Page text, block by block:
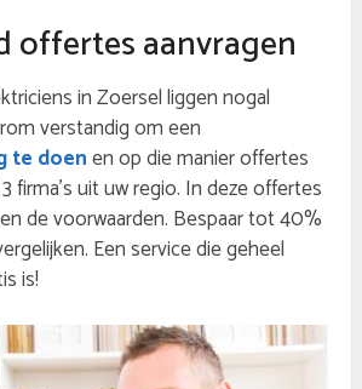
offertes aanvragen
in Zoersel liggen nogal
verstandig om een
te doenen op die manier offertes
firma’s uit uw regio. In deze offertes
de voorwaarden. Bespaar tot 40%
Een service die geheel
is!